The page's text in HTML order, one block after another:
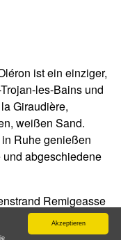
ist ein einziger,
les-Bains und
Giraudière,
weißen Sand.
Ruhe genießen
abgeschiedene
Remigeasse
und les Huttes
Denn
Akzeptieren